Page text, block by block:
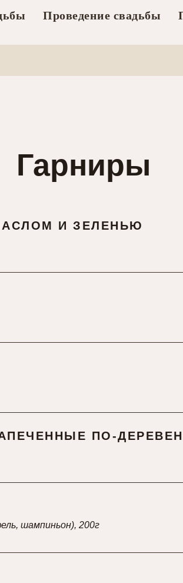
Проведение свадьбы
Гарниры
И ЗЕЛЕНЬЮ
ПО-
шампиньон), 200г